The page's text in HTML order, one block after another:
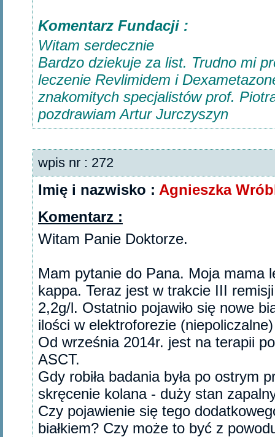
Komentarz Fundacji :
Witam serdecznie
Bardzo dziekuje za list. Trudno mi
leczenie Revlimidem i
znakomitych specjalistów prof.
pozdrawiam Artur Jurczyszyn
wpis nr : 272
Imię i nazwisko : Agnieszka
Komentarz :
Witam Panie Doktorze.
Mam pytanie do Pana. Moja mama
kappa. Teraz jest w trakcie III
2,2g/l. Ostatnio pojawiło się nowe
ilości w elektroforezie
Od września 2014r. jest na terapii
ASCT.
Gdy robiła badania była po ostrym
skręcenie kolana - duży stan
Czy pojawienie się tego
białkiem? Czy może to być z